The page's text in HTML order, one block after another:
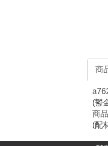
商
(鬱
商
(配